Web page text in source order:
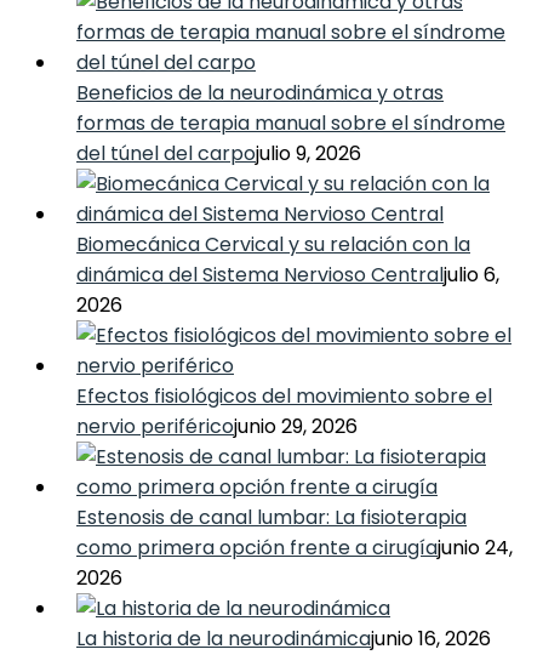
Beneficios de la neurodinámica y otras
formas de terapia manual sobre el síndrome
del túnel del carpojulio 9, 2026
Biomecánica Cervical y su relación con la
dinámica del Sistema Nervioso Centraljulio 6,
2026
Efectos fisiológicos del movimiento sobre el
nervio periféricojunio 29, 2026
Estenosis de canal lumbar: La fisioterapia
como primera opción frente a cirugíajunio 24,
2026
La historia de la neurodinámicajunio 16, 2026